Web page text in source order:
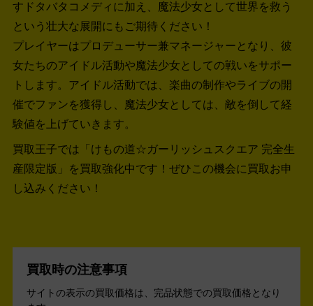
すドタバタコメディに加え、魔法少女として世界を救う
という壮大な展開にもご期待ください！
プレイヤーはプロデューサー兼マネージャーとなり、彼
女たちのアイドル活動や魔法少女としての戦いをサポー
トします。アイドル活動では、楽曲の制作やライブの開
催でファンを獲得し、魔法少女としては、敵を倒して経
験値を上げていきます。
買取王子では「けもの道☆ガーリッシュスクエア 完全生
産限定版」を買取強化中です！ ぜひこの機会に買取お申
し込みください！
買取時の注意事項
サイトの表示の買取価格は、完品状態での買取価格となり